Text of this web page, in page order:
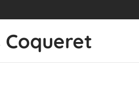
Coqueret